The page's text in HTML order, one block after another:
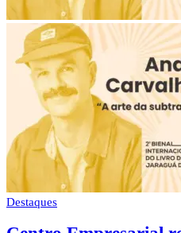
Destaques